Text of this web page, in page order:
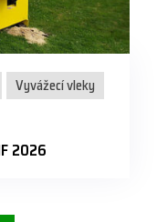
Vyvážecí vleky
2026